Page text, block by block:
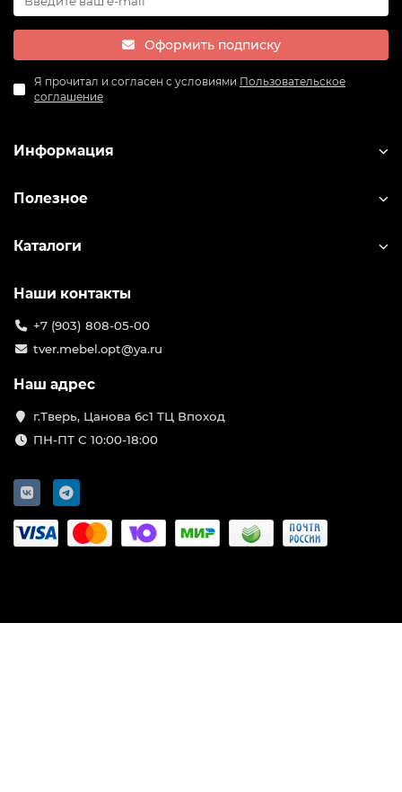
Оформить подписку
Я прочитал и согласен с условиями Пользовательское
соглашение
Информация
Полезное
Каталоги
Наши контакты
+7 (903) 808-05-00
tver.mebel.opt@ya.ru
Наш адрес
г.Тверь, Цанова 6с1 ТЦ Впоход
ПН-ПТ С 10:00-18:00